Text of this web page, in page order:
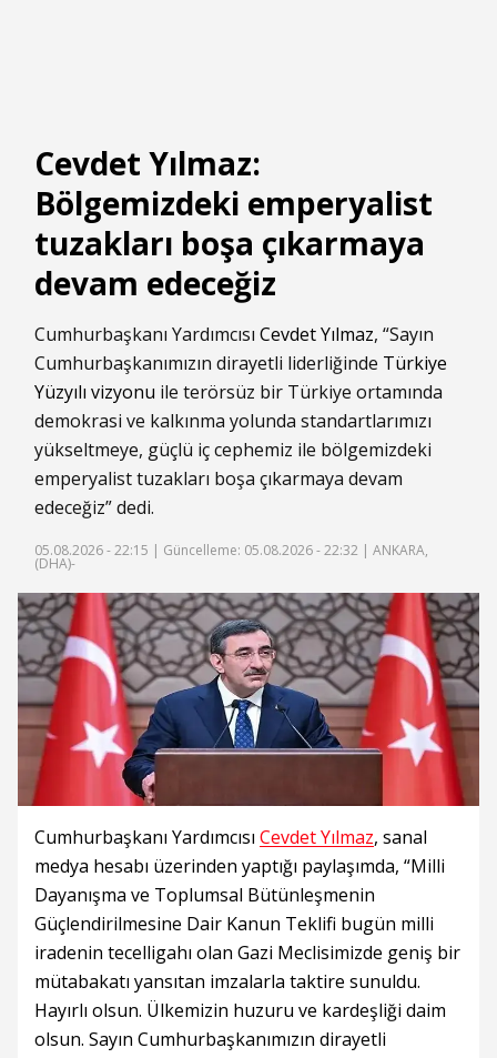
Cevdet Yılmaz:
Bölgemizdeki emperyalist
tuzakları boşa çıkarmaya
devam edeceğiz
Cumhurbaşkanı Yardımcısı Cevdet Yılmaz, “Sayın
Cumhurbaşkanımızın dirayetli liderliğinde Türkiye
Yüzyılı vizyonu ile terörsüz bir Türkiye ortamında
demokrasi ve kalkınma yolunda standartlarımızı
yükseltmeye, güçlü iç cephemiz ile bölgemizdeki
emperyalist tuzakları boşa çıkarmaya devam
edeceğiz” dedi.
05.08.2026 - 22:15 | Güncelleme: 05.08.2026 - 22:32 | ANKARA,
(DHA)-
Cumhurbaşkanı Yardımcısı Cevdet Yılmaz, sanal
medya hesabı üzerinden yaptığı paylaşımda, “Milli
Dayanışma ve Toplumsal Bütünleşmenin
Güçlendirilmesine Dair Kanun Teklifi bugün milli
iradenin tecelligahı olan Gazi Meclisimizde geniş bir
mütabakatı yansıtan imzalarla taktire sunuldu.
Hayırlı olsun. Ülkemizin huzuru ve kardeşliği daim
olsun. Sayın Cumhurbaşkanımızın dirayetli